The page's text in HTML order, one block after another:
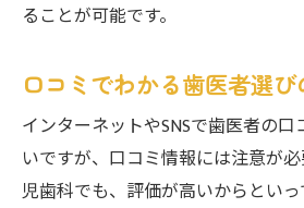
ることが可能です。
口コミでわかる歯医者選
インターネットやSNSで歯医者の
いですが、口コミ情報には注意が
児歯科でも、評価が高いからとい